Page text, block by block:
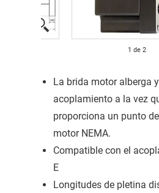
1 de 2
La brida motor alberga
acoplamiento a la vez
proporciona un punto
motor NEMA.
Compatible con el
E
Longitudes de pletina